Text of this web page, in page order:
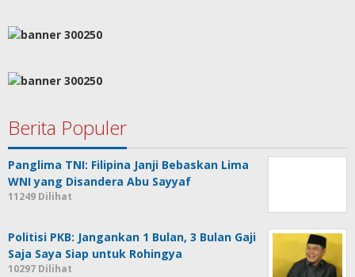
Berita Populer
Panglima TNI: Filipina Janji Bebaskan Lima
WNI yang Disandera Abu Sayyaf
11249 Dilihat
Politisi PKB: Jangankan 1 Bulan, 3 Bulan Gaji
Saja Saya Siap untuk Rohingya
10297 Dilihat